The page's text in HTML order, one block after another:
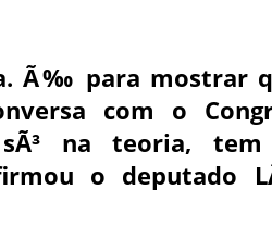
Ã‰ para mostrar
com o
na teoria,
o deputado